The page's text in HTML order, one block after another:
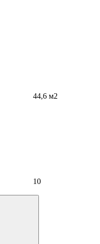
44,6 м2
10